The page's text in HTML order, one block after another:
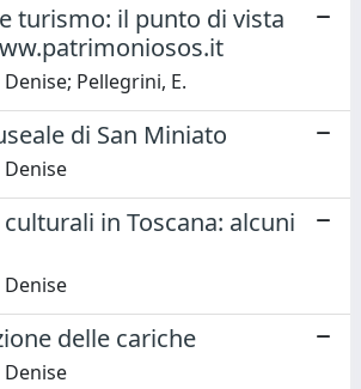
turismo: il punto di vista
Pellegrini, E.
di San Miniato
Denise
in Toscana: alcuni
Denise
delle cariche
Denise